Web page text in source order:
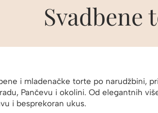
Svadbene
i mladenačke torte po narudžbini,
Pančevu i okolini. Od elegantnih
i besprekoran ukus.